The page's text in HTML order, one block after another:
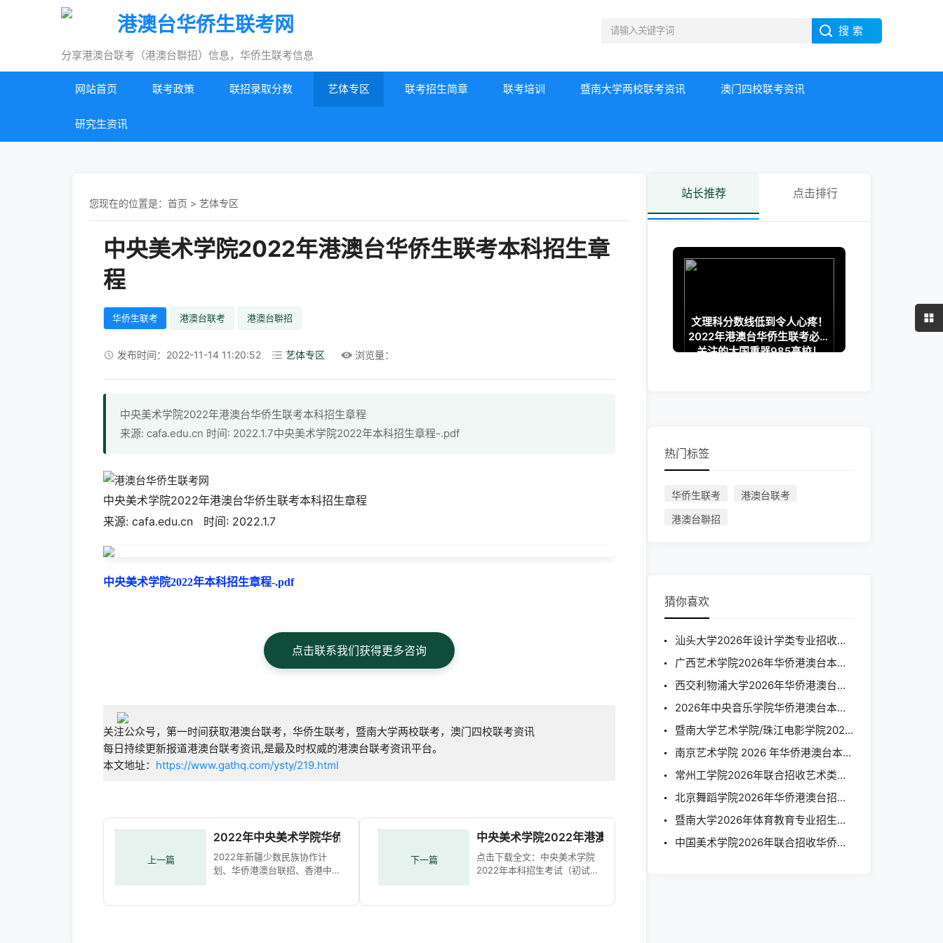
港澳台华侨生联考网
分享港澳台联考（港澳台聨招）信息，华侨生联考信息
网站首页 联考政策 联招录取分数 艺体专区 联考招生简章 联考培训 暨南大学两校联考资讯 澳门四校联考资讯
研究生资讯
您现在的位置是： 首页 > 艺体专区
中央美术学院2022年港澳台华侨生联考本科招生章
程
华侨生联考 港澳台联考 港澳台聨招
发布时间：2022-11-14 11:20:52 艺体专区 浏览量：
中央美术学院2022年港澳台华侨生联考本科招生章程
来源: cafa.edu.cn 时间: 2022.1.7中央美术学院2022年本科招生章程-.pdf
中央美术学院2022年港澳台华侨生联考本科招生章程
来源: cafa.edu.cn 时间: 2022.1.7
中央美术学院2022年本科招生章程-.pdf
点击联系我们获得更多咨询
关注公众号，第一时间获取港澳台联考，华侨生联考，暨南大学两校联考，澳门四校联考资讯
每日持续更新报道港澳台联考资讯,是最及时权威的港澳台联考资讯平台。
本文地址： https://www.gathq.com/ysty/219.html
上一篇
2022年中央美术学院华侨港澳台联招考生提交作品的通知
2022年新疆少数民族协作计
划、华侨港澳台联招、香港中
下一篇
中央美术学院2022年港澳台华侨生联考本科招生考试（初试）考生操作手册
点击下载全文：中央美术学院
2022年本科招生考试（初试）
站长推荐 点击排行
文理科分数线低到令人心疼！
2022年港澳台华侨生联考必须
关注的大国重器985高校！
热门标签
华侨生联考
港澳台联考
港澳台聨招
猜你喜欢
汕头大学2026年设计学类专业招收华侨港澳台学生简章
广西艺术学院2026年华侨港澳台本科招生简章
西交利物浦大学2026年华侨港澳台本科招生简章
2026年中央音乐学院华侨港澳台本科招生简章
暨南大学艺术学院/珠江电影学院2026年招收港澳台、华侨学生简章（艺术类）
南京艺术学院 2026 年华侨港澳台本科招生简章
常州工学院2026年联合招收艺术类华侨港澳台学生简章
北京舞蹈学院2026年华侨港澳台招生简章
暨南大学2026年体育教育专业招生简章（香港、澳门、台湾、华侨）
中国美术学院2026年联合招收华侨港澳台学生简章